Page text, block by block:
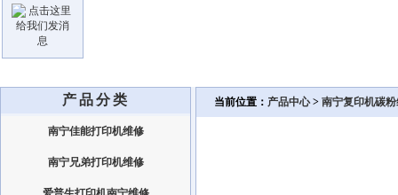
产品分类
南宁佳能打印机维修
南宁兄弟打印机维修
当前位置： 产品中心> 南宁复印机碳